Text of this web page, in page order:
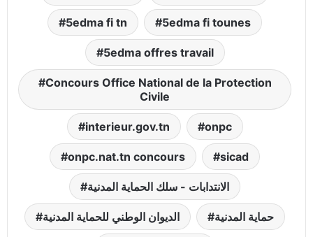
5edma fi tn 5edma fi tounes
5edma offres travail
Concours Office National de la Protection
Civile
interieur.gov.tn onpc
onpc.nat.tn concours sicad
الانتدابات - سلك الحماية المدنية
الديوان الوطني للحماية المدنية حماية المدنية